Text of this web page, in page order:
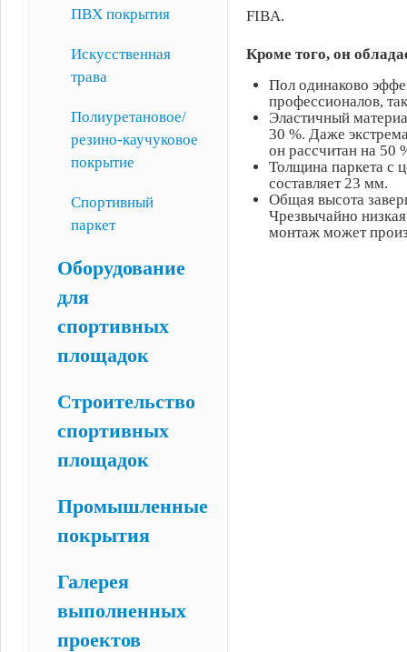
ПВХ покрытия
Искусственная
трава
Полиуретановое/
резино-каучуковое
покрытие
Спортивный
паркет
Оборудование
для
спортивных
площадок
Строительство
спортивных
площадок
Промышленные
покрытия
Галерея
выполненных
проектов
FIBA.
Кроме того, он
Пол одинаково
профессионалов,
Эластичный
30 %. Даже
он рассчитан на 50
Толщина паркета с
составляет 23 мм.
Общая высота
Чрезвычайно
монтаж может